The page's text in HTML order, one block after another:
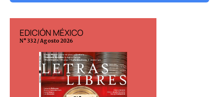
EDICIÓN MÉXICO
N° 332 / Agosto 2026